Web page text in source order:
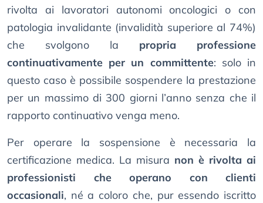
rivolta ai lavoratori autonomi oncologici o con
patologia invalidante (invalidità superiore al 74%)
che svolgono la propria professione
continuativamente per un committente: solo in
questo caso è possibile sospendere la prestazione
per un massimo di 300 giorni l’anno senza che il
rapporto continuativo venga meno.
Per operare la sospensione è necessaria la
certificazione medica. La misura non è rivolta ai
professionisti che operano con clienti
occasionali, né a coloro che, pur essendo iscritto